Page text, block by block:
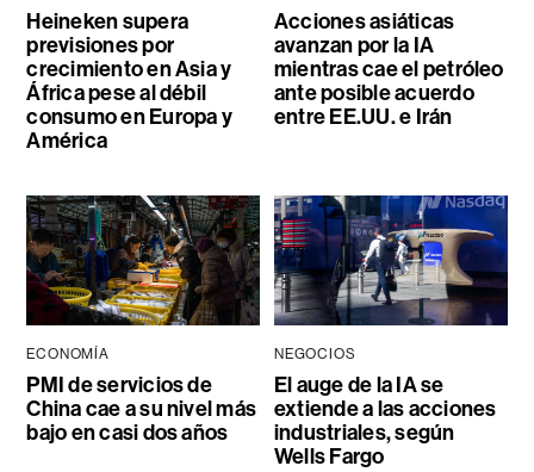
Heineken supera
previsiones por
crecimiento en Asia y
África pese al débil
consumo en Europa y
América
Acciones asiáticas
avanzan por la IA
mientras cae el petróleo
ante posible acuerdo
entre EE.UU. e Irán
ECONOMÍA
PMI de servicios de
China cae a su nivel más
bajo en casi dos años
NEGOCIOS
El auge de la IA se
extiende a las acciones
industriales, según
Wells Fargo